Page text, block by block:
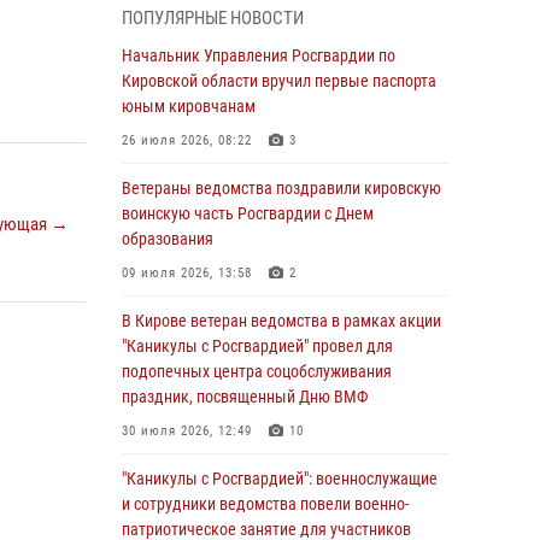
→
Губернатор Кировской области Александр
Соколов вручил почетные знаки и грамоты
росгвардейцам (видео)
05 августа 2026, 11:00
В Кирове росгвардейцы задержали
подозреваемую в сбыте поддельной купюры
04 августа 2026, 09:30
подозреваемого в грабеже
03 августа 2026, 09:01
В Кирове росгвардейцы и ветераны
ведомства приняли участие в митинге в
03 августа 2026, 08:45 8
В Кирове росгвардейцы задержали
ПОПУЛЯРНЫЕ НОВОСТИ
Начальник Управления Росгвардии по
Кировской области вручил первые паспорта
юным кировчанам
26 июля 2026, 08:22 3
Ветераны ведомства поздравили кировскую
воинскую часть Росгвардии с Днем
образования
09 июля 2026, 13:58 2
В Кирове ветеран ведомства в рамках акции
"Каникулы с Росгвардией" провел для
подопечных центра соцобслуживания
праздник, посвященный Дню ВМФ
30 июля 2026, 12:49 10
"Каникулы с Росгвардией": военнослужащие
и сотрудники ведомства повели военно-
патриотическое занятие для участников